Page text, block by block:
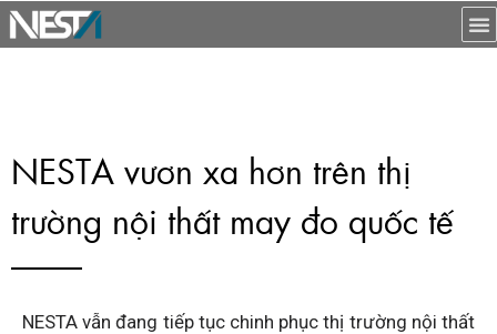
NESTA vươn xa hơn trên thị
trường nội thất may đo quốc tế
NESTA vẫn đang tiếp tục chinh phục thị trường nội thất